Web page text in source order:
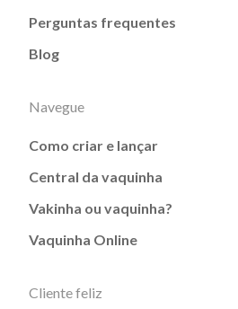
Perguntas frequentes
Blog
Navegue
Como criar e lançar
Central da vaquinha
Vakinha ou vaquinha?
Vaquinha Online
Cliente feliz